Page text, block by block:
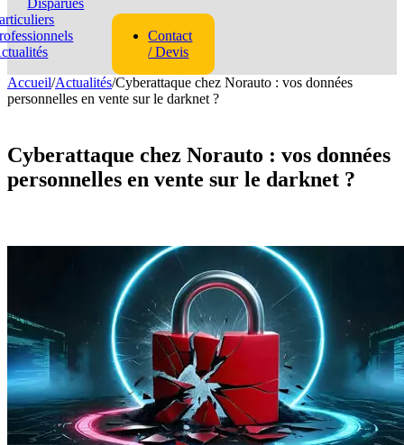
Disparues
Contact
/ Devis
Accueil/Actualités/Cyberattaque chez Norauto : vos données
personnelles en vente sur le darknet ?
Cyberattaque chez Norauto : vos données
personnelles en vente sur le darknet ?